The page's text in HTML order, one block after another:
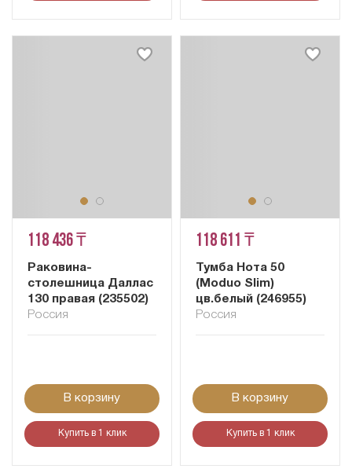
118 436 ₸
Раковина-
столешница Даллас
130 правая (235502)
Россия
В корзину
Купить в 1 клик
118 611 ₸
Тумба Нота 50
(Moduo Slim)
цв.белый (246955)
Россия
В корзину
Купить в 1 клик